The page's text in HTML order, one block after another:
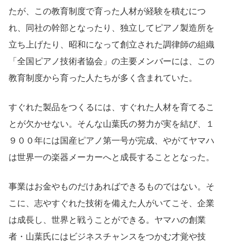
たが、この教育制度で育った人材が経験を積むにつ
れ、同社の幹部となったり、独立してピアノ製造所を
立ち上げたり、昭和になって創立された調律師の組織
「全国ピアノ技術者協会」の主要メンバーには、この
教育制度から育った人たちが多く含まれていた。
すぐれた製品をつくるには、すぐれた人材を育てるこ
とが欠かせない。そんな山葉氏の努力が実を結び、１
９００年には国産ピアノ第一号が完成、やがてヤマハ
は世界一の楽器メーカーへと成長することとなった。
事業はお金やものだけあればできるものではない。そ
こに、志やすぐれた技術を備えた人がいてこそ、企業
は成長し、世界と戦うことができる。ヤマハの創業
者・山葉氏にはビジネスチャンスをつかむ才覚や技